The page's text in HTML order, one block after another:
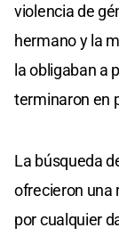
violencia de
hermano y la
la obligaban a
terminaron en
La búsqueda
ofrecieron una
por cualquier